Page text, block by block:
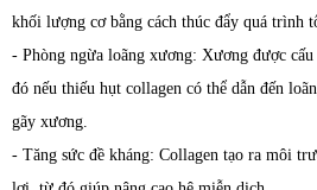
khối lượng cơ bằng cách thúc đẩy quá trình
- Phòng ngừa loãng xương: Xương được
đó nếu thiếu hụt collagen có thể dẫn đến
gãy xương.
- Tăng sức đề kháng: Collagen tạo ra môi